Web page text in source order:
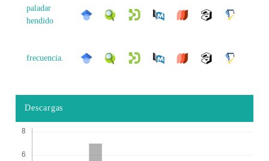
paladar
hendido
frecuencia.
Descargas